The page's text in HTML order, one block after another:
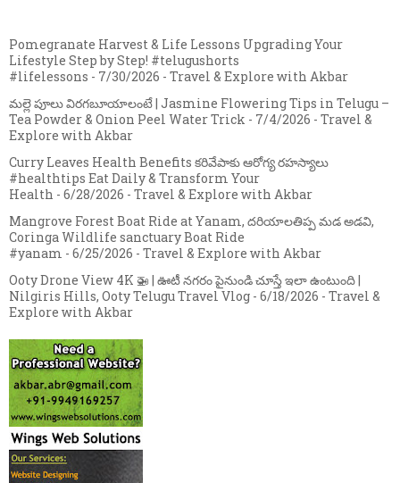
Pomegranate Harvest & Life Lessons Upgrading Your
Lifestyle Step by Step! #telugushorts
#lifelessons - 7/30/2026 - Travel & Explore with Akbar
మల్లె పూలు విరగబూయాలంటే | Jasmine Flowering Tips in Telugu –
Tea Powder & Onion Peel Water Trick - 7/4/2026 - Travel &
Explore with Akbar
Curry Leaves Health Benefits కరివేపాకు ఆరోగ్య రహస్యాలు
#healthtips Eat Daily & Transform Your
Health - 6/28/2026 - Travel & Explore with Akbar
Mangrove Forest Boat Ride at Yanam, దరియాలతిప్ప మడ అడవి,
Coringa Wildlife sanctuary Boat Ride
#yanam - 6/25/2026 - Travel & Explore with Akbar
Ooty Drone View 4K 🚁 | ఊటీ నగరం పైనుండి చూస్తే ఇలా ఉంటుంది |
Nilgiris Hills, Ooty Telugu Travel Vlog - 6/18/2026 - Travel &
Explore with Akbar